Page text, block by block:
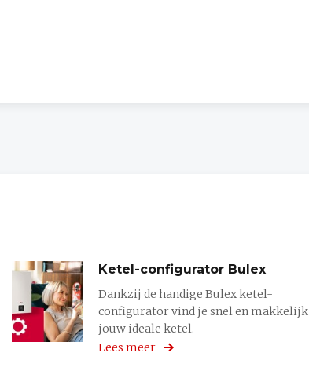
Ketel-configurator Bulex
Dankzij de handige Bulex ketel-
configurator vind je snel en makkelijk
jouw ideale ketel.
Lees meer
over